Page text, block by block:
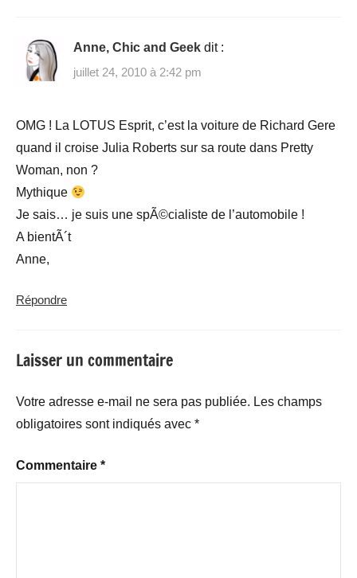
Anne, Chic and Geek dit :
juillet 24, 2010 à 2:42 pm
OMG ! La LOTUS Esprit, c’est la voiture de Richard Gere
quand il croise Julia Roberts sur sa route dans Pretty
Woman, non ?
Mythique
Je sais… je suis une spÃ©cialiste de l’automobile !
A bientÃ´t
Anne,
Répondre
Laisser un commentaire
Votre adresse e-mail ne sera pas publiée. Les champs
obligatoires sont indiqués avec *
Commentaire *